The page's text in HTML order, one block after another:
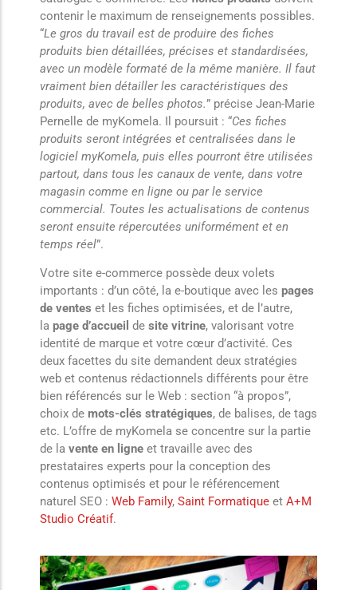
contenir le maximum de renseignements possibles.
“Le gros du travail est de produire des fiches
produits bien détaillées, précises et standardisées,
avec un modèle formaté de la même manière. Il faut
vraiment bien détailler les caractéristiques des
produits, avec de belles photos.” précise Jean-Marie
Pernelle de myKomela. Il poursuit : “Ces fiches
produits seront intégrées et centralisées dans le
logiciel myKomela, puis elles pourront être utilisées
partout, dans tous les canaux de vente, dans votre
magasin comme en ligne ou par le service
commercial. Toutes les actualisations de contenus
seront ensuite répercutées uniformément et en
temps réel”.
Votre site e-commerce possède deux volets
importants : d’un côté, la e-boutique avec les pages
de ventes et les fiches optimisées, et de l’autre,
la page d’accueil de site vitrine, valorisant votre
identité de marque et votre cœur d’activité. Ces
deux facettes du site demandent deux stratégies
web et contenus rédactionnels différents pour être
bien référencés sur le Web : section “à propos”,
choix de mots-clés stratégiques, de balises, de tags
etc. L’offre de myKomela se concentre sur la partie
de la vente en ligne et travaille avec des
prestataires experts pour la conception des
contenus optimisés et pour le référencement
naturel SEO : Web Family, Saint Formatique et A+M
Studio Créatif.